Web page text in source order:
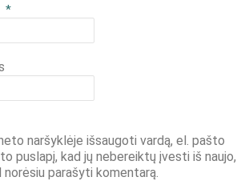
*
naršyklėje išsaugoti vardą, el. pašto
puslapį, kad jų nebereiktų įvesti iš naujo,
parašyti komentarą.